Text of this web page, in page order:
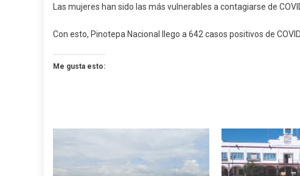
Pinotepa
Las mujeres han sido las más vulnerables a contagiarse de
Con esto, Pinotepa Nacional llego a 642 casos positivos de
Me gusta esto: